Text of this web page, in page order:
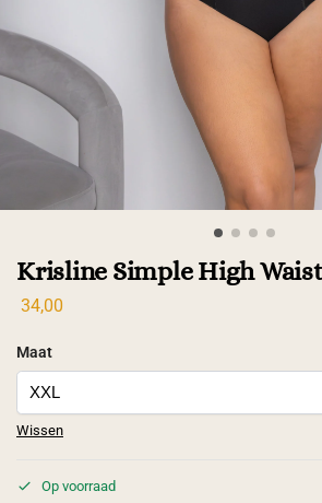
Krisline Simple High
34,00
Maat
Wissen
Op voorraad